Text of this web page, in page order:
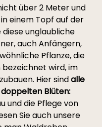
über 2 Meter und
einem Topf auf der
diese unglaubliche
auch Anfängern,
Pflanze, die
bezeichnet wird, im
Hier sindalle
Blüten:
und die Pflege von
Sie auch unsere